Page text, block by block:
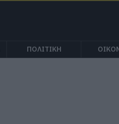
ΠΟΛΙΤΙΚΗ